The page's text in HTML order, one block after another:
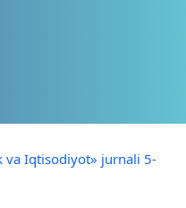
va Iqtisodiyot» jurnali 5-